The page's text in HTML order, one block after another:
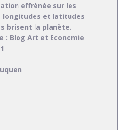
effrénée sur les
longitudes et latitudes
brisent la planète.
: Blog Art et Economie